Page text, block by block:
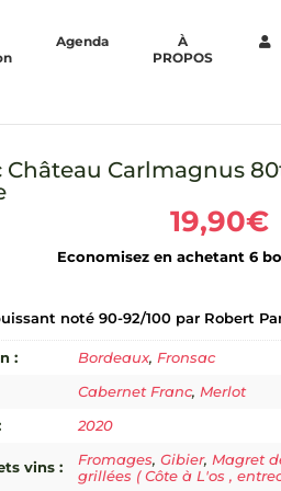
Agenda
À
PROPOS
Château Carlmagnus
19,90€
Economisez en achetant 6
noté 90-92/100 par Robert
: Bordeaux,Fronsac
Cabernet Franc,Merlot
2020
vins : Fromages,Gibier,Magret
grillées ( Côte à L'os ,